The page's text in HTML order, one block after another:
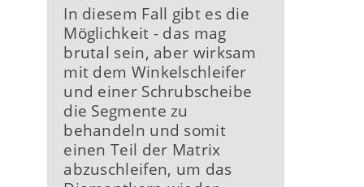
In diesem Fall gibt es die
Möglichkeit - das mag
brutal sein, aber wirksam
mit dem Winkelschleifer
und einer Schrubscheibe
die Segmente zu
behandeln und somit
einen Teil der Matrix
abzuschleifen, um das